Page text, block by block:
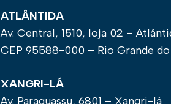
ATLÂNTIDA
Av. Central, 1510, loja 02 –
CEP 95588-000 – Rio Grande do
XANGRI-LÁ
Av. Paraguassu, 6801 – Xangri-lá